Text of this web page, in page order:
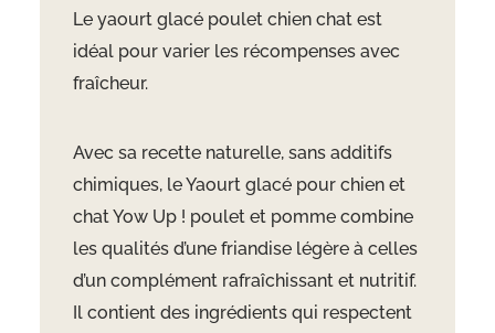
Le yaourt glacé poulet chien chat est
idéal pour varier les récompenses avec
fraîcheur.
Avec sa recette naturelle, sans additifs
chimiques, le Yaourt glacé pour chien et
chat Yow Up ! poulet et pomme combine
les qualités d’une friandise légère à celles
d’un complément rafraîchissant et nutritif.
Il contient des ingrédients qui respectent